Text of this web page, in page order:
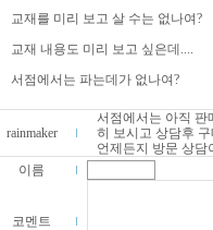
교재를 미리 보고 살 수는 없나여?
교재 내용도 미리 보고 싶은데....
서점에서는 파는데가 없나여?
rainmaker
서점에서는 아직
히 보시고 상담후
언제든지 방문 상담
이름
코멘트